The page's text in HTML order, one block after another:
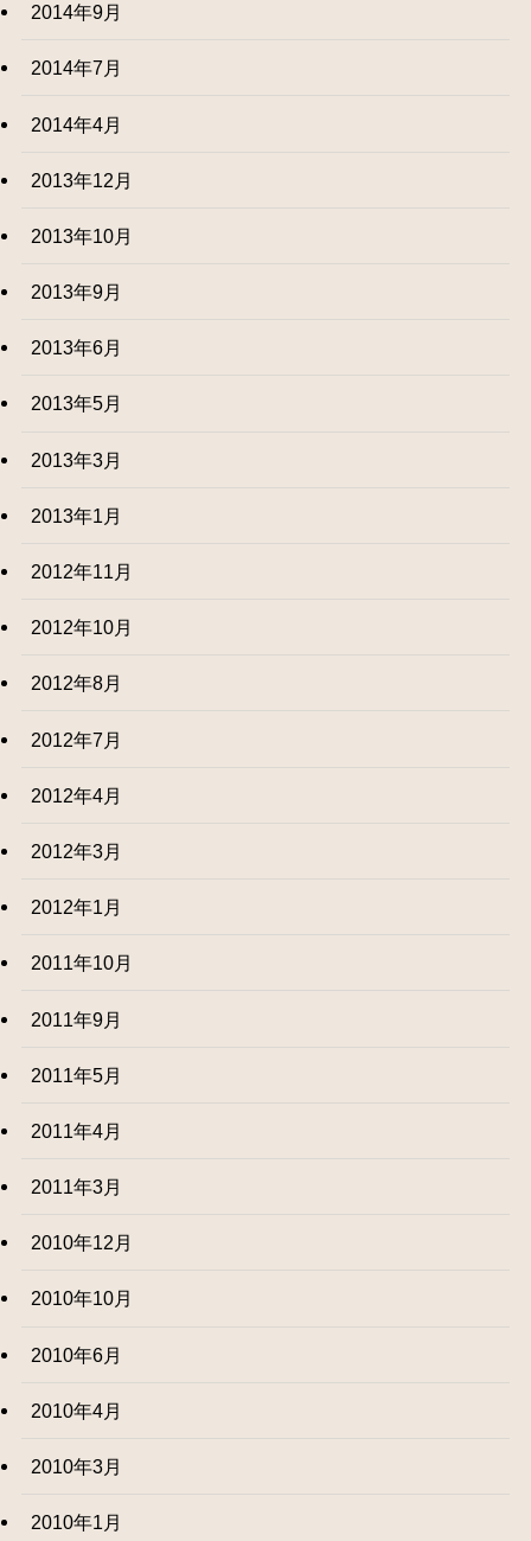
2014年9月
2014年7月
2014年4月
2013年12月
2013年10月
2013年9月
2013年6月
2013年5月
2013年3月
2013年1月
2012年11月
2012年10月
2012年8月
2012年7月
2012年4月
2012年3月
2012年1月
2011年10月
2011年9月
2011年5月
2011年4月
2011年3月
2010年12月
2010年10月
2010年6月
2010年4月
2010年3月
2010年1月